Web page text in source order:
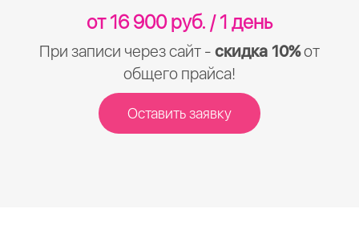
от 16 900 руб. / 1 день
При записи через сайт - скидка 10%от
общего прайса!
Оставить заявку